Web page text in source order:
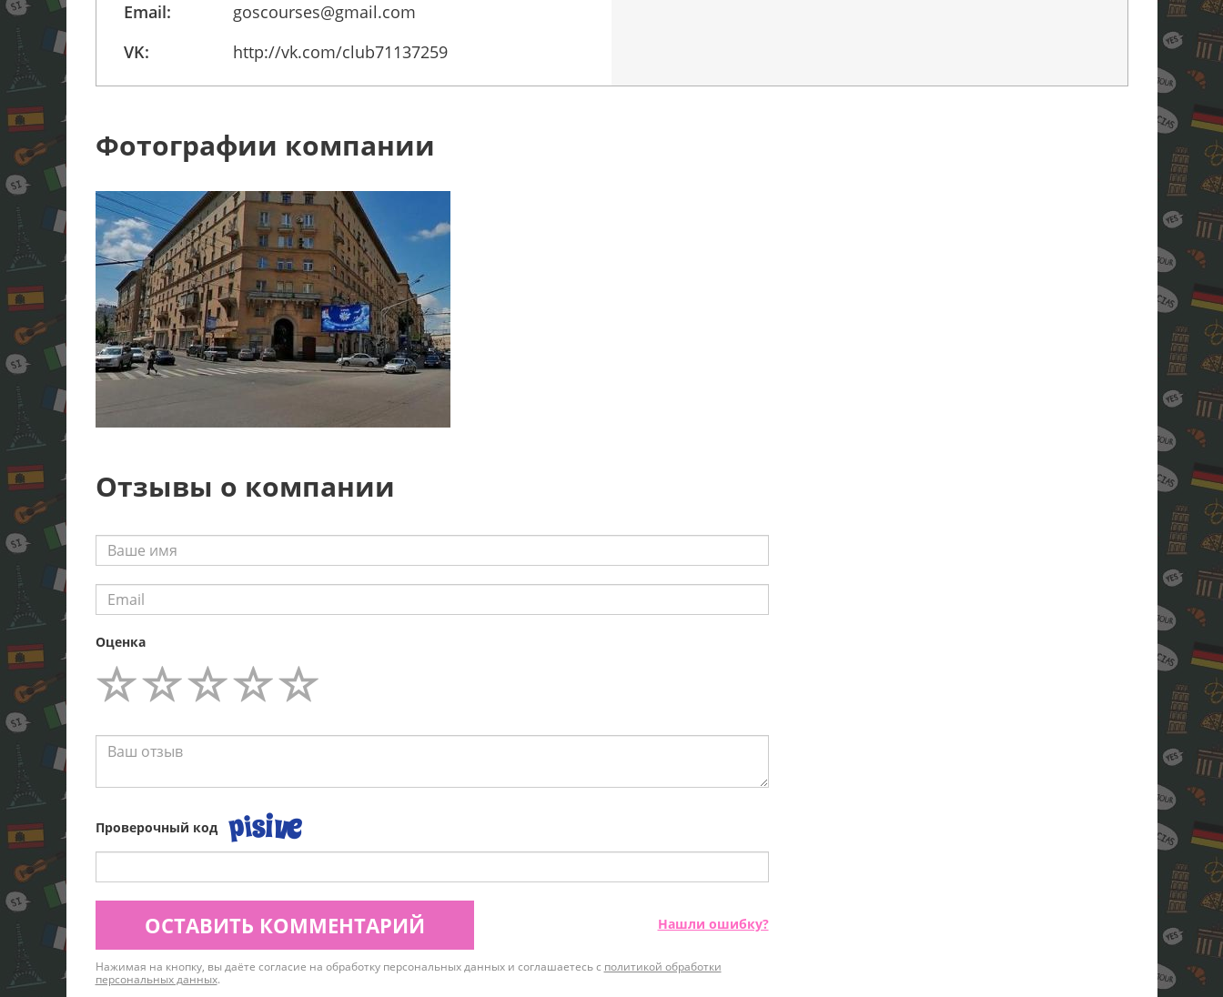
Email:
goscourses@gmail.com
VK:
http://vk.com/club71137259
Фотографии компании
Отзывы о компании
Оценка
Проверочный код
ОСТАВИТЬ КОММЕНТАРИЙ Нашли ошибку?
Нажимая на кнопку, вы даёте согласие на обработку персональных данных и соглашаетесь с политикой обработки
персональных данных.